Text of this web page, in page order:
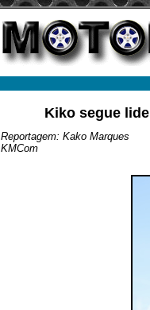
Kiko segue
Reportagem: Kako Marques
KMCom